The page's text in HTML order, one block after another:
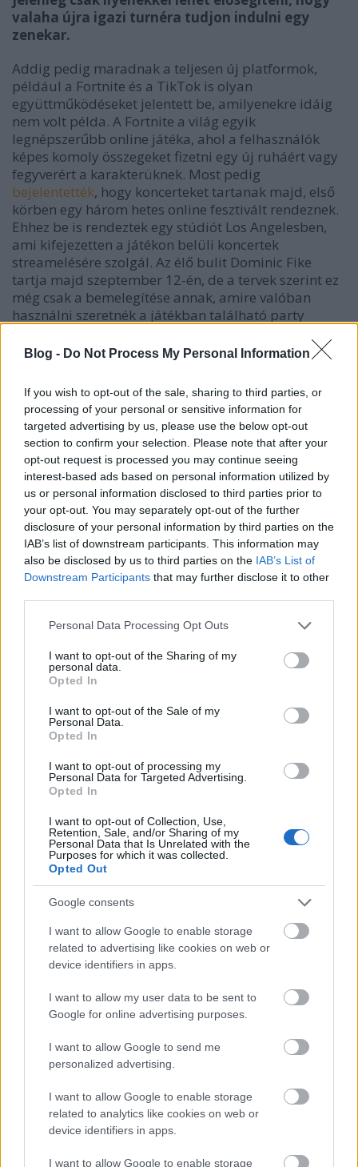
Blog - Do Not Process My Personal Information
If you wish to opt-out of the sale, sharing to third parties, or
processing of your personal or sensitive information for
targeted advertising by us, please use the below opt-out
section to confirm your selection. Please note that after your
opt-out request is processed you may continue seeing
interest-based ads based on personal information utilized by
us or personal information disclosed to third parties prior to
your opt-out. You may separately opt-out of the further
disclosure of your personal information by third parties on the
IAB’s list of downstream participants. This information may
also be disclosed by us to third parties on the IAB’s List of
Downstream Participants that may further disclose it to other
Please note that this website/app uses one or more Google
not limited to your visit or usage behaviour. You may click to
grant or deny consent to Google and its third-party tags to
use your data for below specified purposes in below Google
consent section.
Personal Data Processing Opt Outs
I want to opt-out of the Sharing of my
personal data.
Opted In
I want to opt-out of the Sale of my
Personal Data.
Opted In
I want to opt-out of processing my
Personal Data for Targeted Advertising.
Opted In
I want to opt-out of Collection, Use,
Retention, Sale, and/or Sharing of my
Personal Data that Is Unrelated with the
Purposes for which it was collected.
Opted Out
Google consents
I want to allow Google to enable storage
related to advertising like cookies on web or
device identifiers in apps.
I want to allow my user data to be sent to
Google for online advertising purposes.
I want to allow Google to send me
personalized advertising.
I want to allow Google to enable storage
related to analytics like cookies on web or
device identifiers in apps.
I want to allow Google to enable storage
valaha újra igazi turnéra tudjon indulni egy
zenekar.
Addig pedig maradnak a teljesen új platformok,
például a Fortnite és a TikTok is olyan
együttműködéseket jelentett be, amilyenekre idáig
nem volt példa. A Fortnite a világ egyik
legnépszerűbb online játéka, ahol a felhasználók
képes komoly összegeket fizetni egy új ruháért vagy
fegyverért a karakterüknek. Most pedig
bejelentették, hogy koncerteket tartanak majd, első
körben egy három hetes online fesztivált rendeznek.
Ehhez be is rendeztek egy stúdiót Los Angelesben,
ami kifejezetten a játékon belüli koncertek
streamelésére szolgál. Az élő bulit Dominic Fike
tartja majd szeptember 12-én, de a tervek szerint ez
még csak a bemelegítése annak, amire valóban
használni szeretnék a játékban található party
Ez egy turnéállomás. Mikor turnén vagy,
akkor a Fortnite színpada lesz az egyik
állomás
- mondta Nate Nanzer, aki a játékon belüli globális
együttműködésért felelős vezető.
Nanzer szerint ez egy kifejezetten különleges
lehetőség, hogy olyanok előtt is megmutassa magát
bármilyen zenei formáció, akik valószínűleg sosem
találkoznának velük, vagyis kiváló lehetőség a
rajongótábor növelésére. Az Epic ezt a kifejezett
buliszigetet áprilisban mutatta be, ahol nem csak
koncert színpad, de színház is található. Olyan
előadók tartottak már itt bulit, mint Travis Scott,
Diplo, Steve Aoki vagy Deadmau5. Nanzer szerint
milliók vettek részt ezeken az eseményeken, ezért
egyértelmű, hogy tovább szeretnék vinni ezt a
vonalat. A sikereken felbuzdulva építették meg az
igazi stúdiót is, hogy nem csak DJ-k, de zenekarok is
felléphessenek. A tervek szerint időben is hosszabb
bulikat tartanának, vagyis 15 perces rövidkoncertek
koncerteket is meg lehetne rendezni. Azt szeretnék,
ha annyira egyértelmű lenne egy előadónak, hogy a
Night Live műsorába, hiszen itt 350 millió
felhasználónak mutathatja be a legújabb dalait.
, hogyan